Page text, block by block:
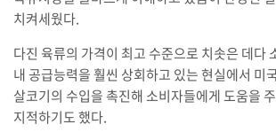
치켜세웠다.
다진 육류의 가격이 최고 수준으로 치솟은 데다
내 공급능력을 훨씬 상회하고 있는 현실에서 미
살코기의 수입을 촉진해 소비자들에게 도움을
지적하기도 했다.